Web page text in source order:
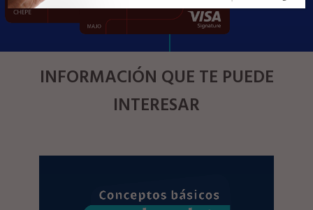
INFORMACIÓN QUE TE PUEDE
INTERESAR